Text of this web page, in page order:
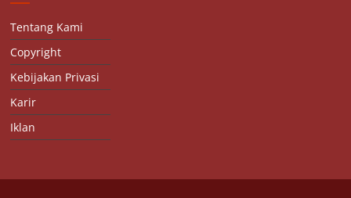
Tentang Kami
Copyright
Kebijakan Privasi
Karir
Iklan